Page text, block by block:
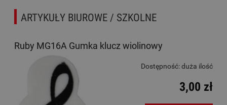
ARTYKUŁY BIUROWE / SZKOLNE
Ruby MG16A Gumka klucz wiolinowy
Dostępność:duża ilość
3,00 zł